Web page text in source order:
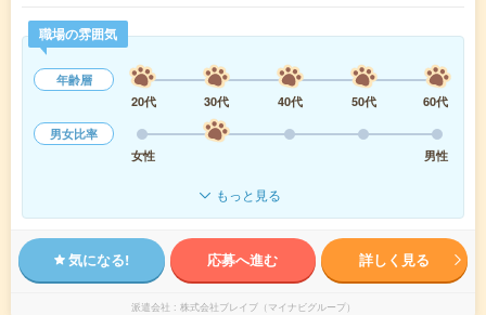
職場の雰囲気
年齢層
20代
30代 40代 50代
60代
男女比率
女性
男性
もっと見る
気になる! 応募へ進む 詳しく見る
派遣会社 株式会社ブレイブ（マイナビグループ）